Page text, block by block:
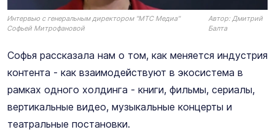
Интервью с генеральным директором "МТС Медиа"
Софьей Митрофановой
Автор:Дмитрий
Балта
Софья рассказала нам о том, как меняется индустрия
контента - как взаимодействуют в экосистема в
рамках одного холдинга - книги, фильмы, сериалы,
вертикальные видео, музыкальные концерты и
театральные постановки.